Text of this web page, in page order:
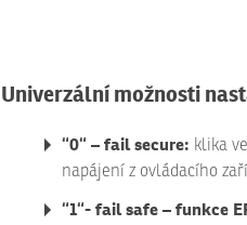
Univerzální možnosti
“0“ – fail secure: klika
napájení z ovládacího
“1“- fail safe – funkce